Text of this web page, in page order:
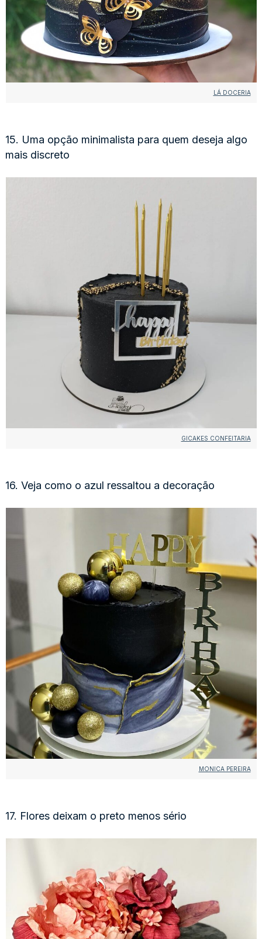
LÁ DOCERIA
15. Uma opção minimalista para quem deseja algo
mais discreto
GICAKES CONFEITARIA
16. Veja como o azul ressaltou a decoração
MONICA PEREIRA
17. Flores deixam o preto menos sério